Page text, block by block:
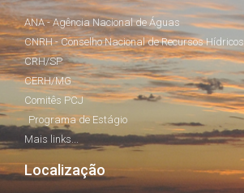
ANA - Agência Nacional de Águas
CNRH - Conselho Nacional de Recursos Hídricos
CRH/SP
CERH/MG
Comitês PCJ
Programa de Estágio
Mais links...
Localização